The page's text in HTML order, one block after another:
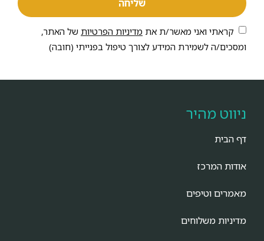
שליחה
קראתי ואני מאשר/ת את מדיניות הפרטיות של האתר,
ומסכים/ה לשמירת המידע לצורך טיפול בפנייתי (חובה)
ניווט מהיר
דף הבית
אודות המרכז
מאמרים וטיפים
מדיניות משלוחים